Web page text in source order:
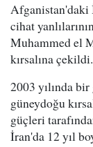
cihat
Muhammed el
kırsalına çekildi.
2003 yılında
güneydoğu
güçleri
İran'da 12 yıl